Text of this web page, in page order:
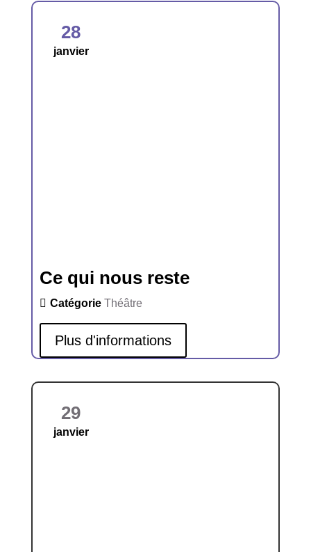
28
janvier
Ce qui nous reste
Catégorie Théâtre
Plus d'informations
29
janvier